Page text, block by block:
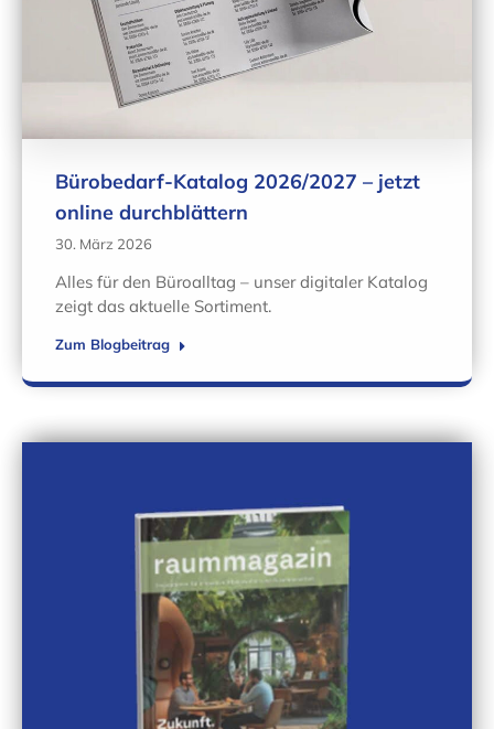
Bürobedarf-Katalog 2026/2027 – jetzt
online durchblättern
30. März 2026
Alles für den Büroalltag – unser digitaler Katalog
zeigt das aktuelle Sortiment.
Zum Blogbeitrag